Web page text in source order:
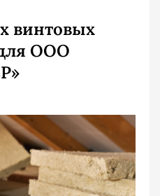
винтовых
ООО